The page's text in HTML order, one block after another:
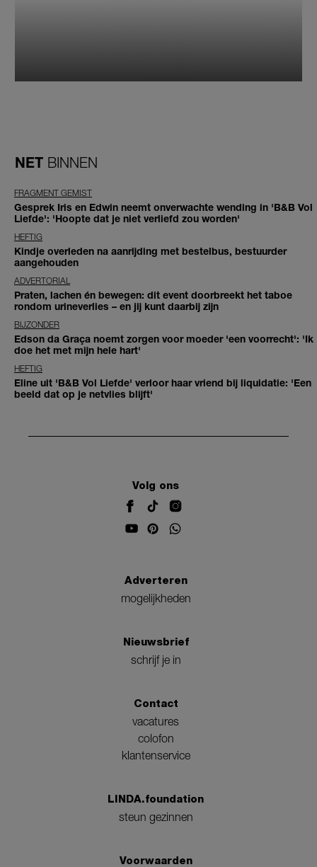
NET BINNEN
FRAGMENT GEMIST
Gesprek Iris en Edwin neemt onverwachte wending in 'B&B Vol
Liefde': 'Hoopte dat je niet verliefd zou worden'
HEFTIG
Kindje overleden na aanrijding met bestelbus, bestuurder
aangehouden
ADVERTORIAL
Praten, lachen én bewegen: dit event doorbreekt het taboe
rondom urineverlies – en jij kunt daarbij zijn
BIJZONDER
Edson da Graça noemt zorgen voor moeder 'een voorrecht': 'Ik
doe het met mijn hele hart'
HEFTIG
Eline uit 'B&B Vol Liefde' verloor haar vriend bij liquidatie: 'Een
beeld dat op je netvlies blijft'
Volg ons
Adverteren
mogelijkheden
Nieuwsbrief
schrijf je in
Contact
vacatures
colofon
klantenservice
LINDA.foundation
steun gezinnen
Voorwaarden